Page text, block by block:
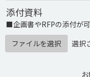
添付資料
■企画書やRFPの添付が
ファイルを選択
選択